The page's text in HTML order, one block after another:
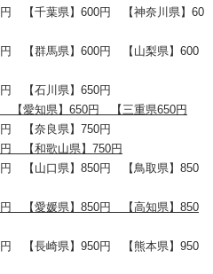
円 【千葉県】600円 【神奈川県】60
円 【群馬県】600円 【山梨県】600
【石川県】650円
【愛知県】650円 【三重県650円
【奈良県】750円
【和歌山県】750円
円 【山口県】850円 【鳥取県】850
円 【愛媛県】850円 【高知県】850
円 【長崎県】950円 【熊本県】950